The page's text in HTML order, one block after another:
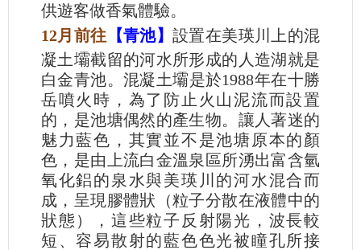
供遊客做香氣體驗。
12月前往 【青池】 設置在美瑛川上的混
凝土壩截留的河水所形成的人造湖就是
白金青池。混凝土壩是於1988年在十勝
岳噴火時，為了防止火山泥流而設置
的，是池塘偶然的產生物。讓人著迷的
魅力藍色，其實並不是池塘原本的顏
色，是由上流白金溫泉區所湧出富含氫
氧化鋁的泉水與美瑛川的河水混合而
成，呈現膠體狀（粒子分散在液體中的
狀態），這些粒子反射陽光，波長較
短、容易散射的藍色色光被瞳孔所接